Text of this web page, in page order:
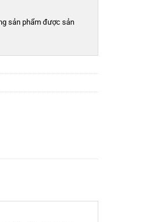
sản phẩm được sản